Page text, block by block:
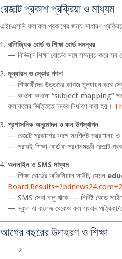
রেজাল্ট প্রকাশ প্রক্রিয়া ও মাধ্যম
এইচএসসি ফলাফল প্রকাশের জন্য সাধারণ
বাণিজ্যিক বোর্ড ও শিক্ষা বোর্ড সমন্বয়
— বিভিন্ন শিক্ষা বোর্ডের সঙ্গে সমন্বয় করে
মূল্যায়ন ও স্কোর গণনা
— শিক্ষার্থীদের উত্তরের কাগজ মূল্যায়ন করে
— কখনো কখনো “subject mapping” পদ্ধতি
ফলাফলের ভিত্তিতে নম্বর নির্ধারণ করা হয়।
প্রশাসনিক অনুমোদন ও ফল উপস্থাপন
— রেজাল্ট প্রকাশের আগে সংশ্লিষ্ট মন্ত্রণালয়
— প্রায়ই শিক্ষা বোর্ড বা প্রধানমন্ত্রী রেজাল্ট
অনলাইন ও SMS মাধ্যম
— শিক্ষা বোর্ডের অফিসিয়াল সাইট, যেমন
Board Results+2bdnews24.com+2
— SMS সেবা চালু থাকে — নির্দিষ্ট কোড পাঠিয়ে
— স্কুল বা কলেজ থেকেও ফল সংবাদ পত্রিকা/
আগের বছরের উদাহরণ ও শিক্ষা